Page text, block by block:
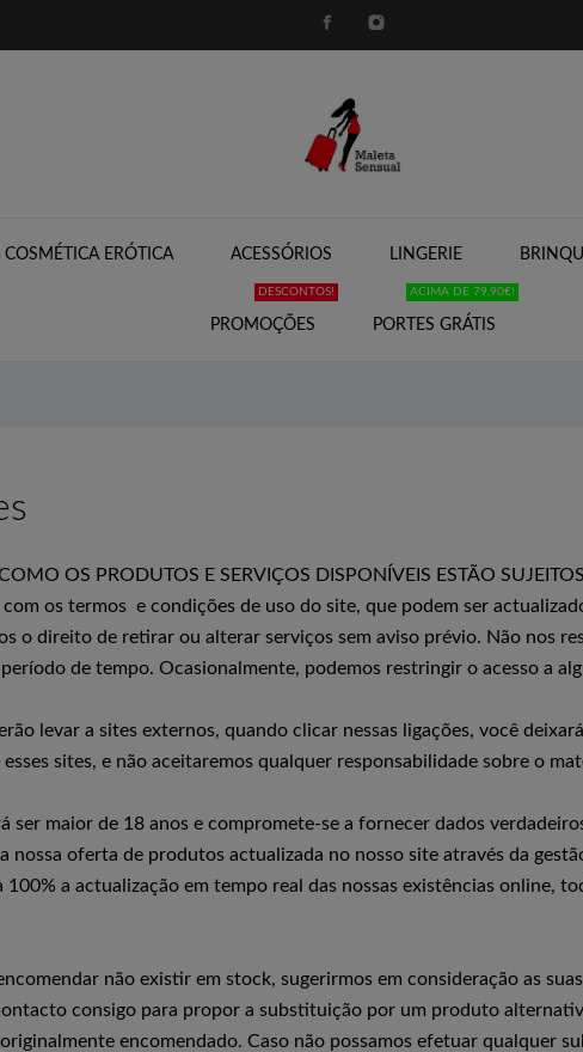
COSMÉTICA ERÓTICA ACESSÓRIOS LINGERIE
PROMOÇÕES
DESCONTOS!
PORTES GRÁTIS
ACIMA DE 79,90€!
OS PRODUTOS E SERVIÇOS DISPONÍVEIS ESTÃO
os termos e condições de uso do site, que podem ser
o direito de retirar ou alterar serviços sem aviso prévio. Não nos
de tempo. Ocasionalmente, podemos restringir o acesso a
levar a sites externos, quando clicar nessas ligações, você
sites, e não aceitaremos qualquer responsabilidade sobre o
ser maior de 18 anos e compromete-se a fornecer dados
nossa oferta de produtos actualizada no nosso site através da
a actualização em tempo real das nossas existências online,
não existir em stock, sugerirmos em consideração as
consigo para propor a substituição por um produto
encomendado. Caso não possamos efetuar qualquer